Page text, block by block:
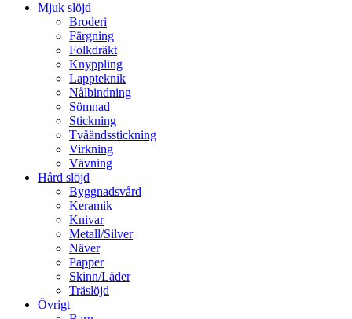
Mjuk slöjd
Broderi
Färgning
Folkdräkt
Knyppling
Lappteknik
Nålbindning
Sömnad
Stickning
Tvåändsstickning
Virkning
Vävning
Hård slöjd
Byggnadsvård
Keramik
Knivar
Metall/Silver
Näver
Papper
Skinn/Läder
Träslöjd
Övrigt